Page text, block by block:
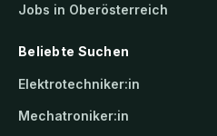
Jobs in Oberösterreich
Beliebte Suchen
Elektrotechniker:in
Mechatroniker:in